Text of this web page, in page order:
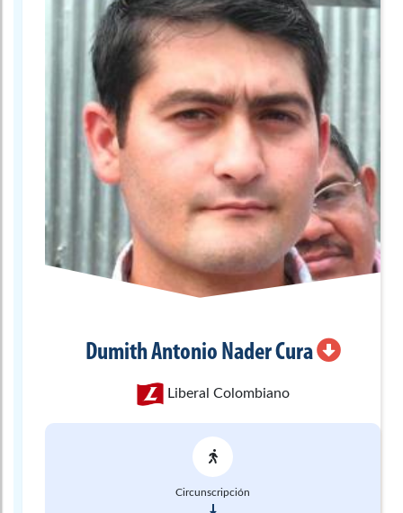
Dumith Antonio Nader Cura
Liberal Colombiano
Circunscripción